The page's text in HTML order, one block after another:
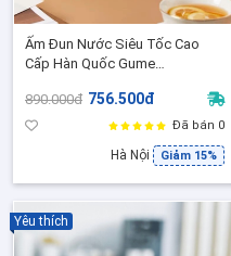
Ấm Đun Nước Siêu Tốc Cao
Cấp Hàn Quốc Gume
Dung tích 1.8L - Bảo Hành 12
Tháng Chính Hãng
890.000đ 756.500đ
Đã bán 0
Hà Nội Giảm 15%
Yêu thích